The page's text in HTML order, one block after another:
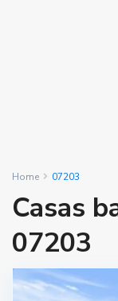
Home 07203
Casas
07203